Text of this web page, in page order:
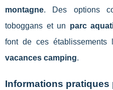
montagne. Des options
toboggans et un parc
font de ces établissements
vacances camping.
Informations pratiques